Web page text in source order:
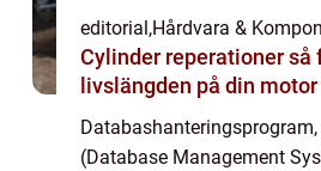
editorial ,Hårdvara &
Cylinder reperationer så förlänger du
livslängden på din motor
Databashanteringsprogram,
(Database Management